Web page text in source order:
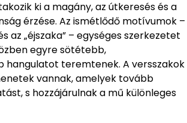
ki a magány, az útkeresés és a
érzése. Az ismétlődő motívumok –
az „éjszaka” – egységes szerkezetet
egyre sötétebb,
hangulatot teremtenek. A versszakok
vannak, amelyek tovább
s hozzájárulnak a mű különleges